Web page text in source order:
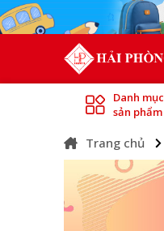
Danh mục
sản phẩm
Trang chủ